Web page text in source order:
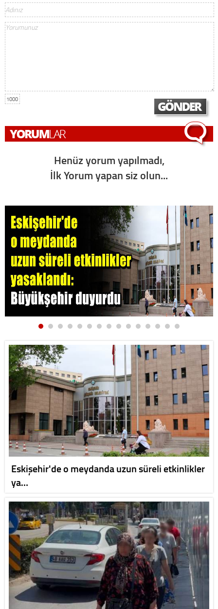
1000
Henüz yorum yapılmadı,
İlk Yorum yapan siz olun...
Eskişehir'de o meydanda uzun süreli etkinlikler
ya…